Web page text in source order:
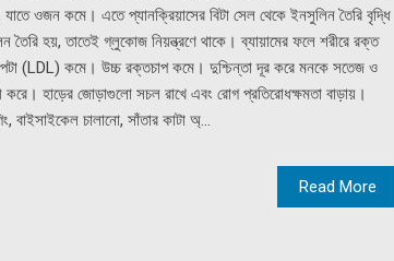
ওজন কমে। এতে প্যানক্রিয়াসের বিটা সেল থেকে ইনসুলিন তৈরি বৃদ্ধি
তৈরি হয়, তাতেই গ্লুকোজ নিয়ন্ত্রণে থাকে। ব্যায়ামের ফলে শরীরে রক্ত
(LDL) কমে। উচ্চ রক্তচাপ কমে। দুশ্চিন্তা দূর করে মনকে সতেজ ও
হাড়ের জোড়াগুলো সচল রাখে এবং রোগ প্রতিরোধক্ষমতা বাড়ায়।
বাইসাইকেল চালানো, সাঁতার কাটা অ্...
Read More